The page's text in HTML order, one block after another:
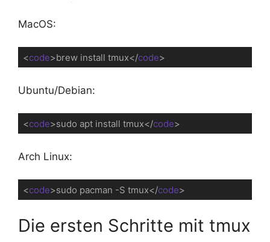
MacOS:
<code>brew install tmux</code>
Ubuntu/Debian:
<code>sudo apt install tmux</code>
Arch Linux:
<code>sudo pacman -S tmux</code>
Die ersten Schritte mit tmux